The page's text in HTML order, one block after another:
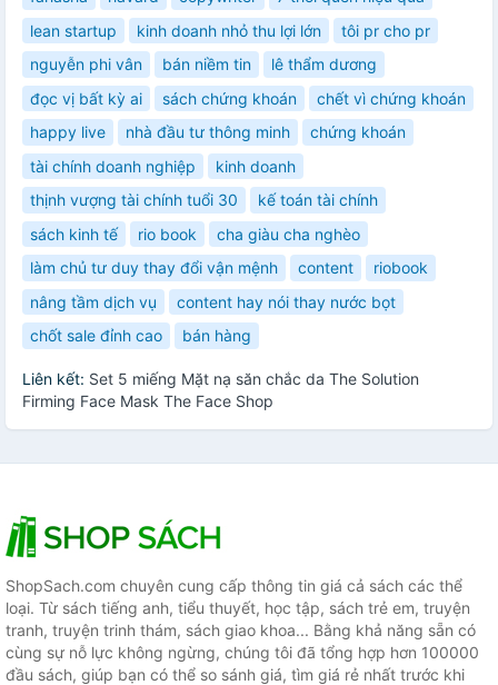
lean startup
kinh doanh nhỏ thu lợi lớn
tôi pr cho pr
nguyễn phi vân
bán niềm tin
lê thẩm dương
đọc vị bất kỳ ai
sách chứng khoán
chết vì chứng khoán
happy live
nhà đầu tư thông minh
chứng khoán
tài chính doanh nghiệp
kinh doanh
thịnh vượng tài chính tuổi 30
kế toán tài chính
sách kinh tế
rio book
cha giàu cha nghèo
làm chủ tư duy thay đổi vận mệnh
content
riobook
nâng tầm dịch vụ
content hay nói thay nước bọt
chốt sale đỉnh cao
bán hàng
Liên kết: Set 5 miếng Mặt nạ săn chắc da The Solution
Firming Face Mask The Face Shop
ShopSach.com chuyên cung cấp thông tin giá cả sách các thể
loại. Từ sách tiếng anh, tiểu thuyết, học tập, sách trẻ em, truyện
tranh, truyện trinh thám, sách giao khoa... Bằng khả năng sẵn có
cùng sự nỗ lực không ngừng, chúng tôi đã tổng hợp hơn 100000
đầu sách, giúp bạn có thể so sánh giá, tìm giá rẻ nhất trước khi